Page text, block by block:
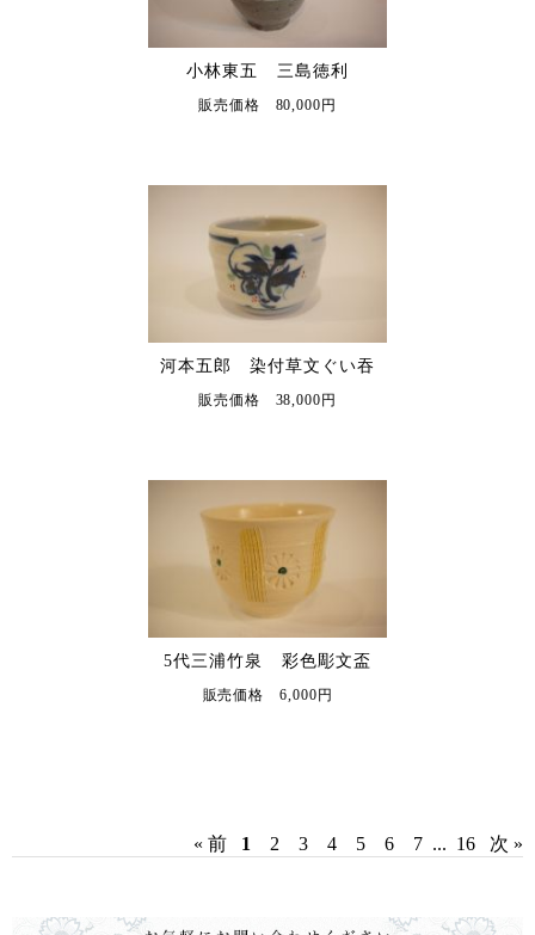
小林東五 三島徳利
販売価格 80,000円
河本五郎 染付草文ぐい吞
販売価格 38,000円
5代三浦竹泉 彩色彫文盃
販売価格 6,000円
« 前 1 2 3 4 5 6 7 ... 16 次 »